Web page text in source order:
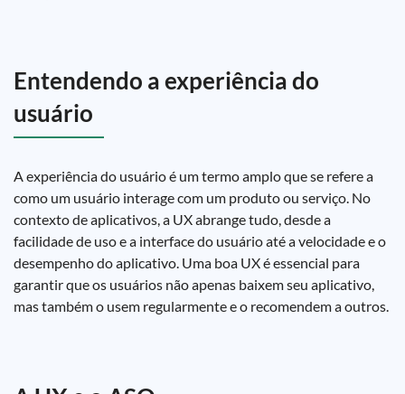
Entendendo a experiência do
usuário
A experiência do usuário é um termo amplo que se refere a
como um usuário interage com um produto ou serviço. No
contexto de aplicativos, a UX abrange tudo, desde a
facilidade de uso e a interface do usuário até a velocidade e o
desempenho do aplicativo. Uma boa UX é essencial para
garantir que os usuários não apenas baixem seu aplicativo,
mas também o usem regularmente e o recomendem a outros.